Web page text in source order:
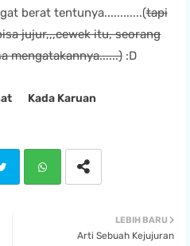
berat tentunya............(tapi
jujur,,,cewek itu, seorang
mengatakannya......):D
Kada Karuan
LEBIH BARU
Arti Sebuah Kejujuran